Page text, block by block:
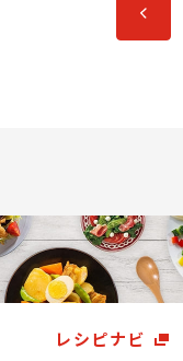
レシピナビ